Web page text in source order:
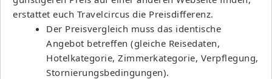
erstattet euch Travelcircus die Preisdifferenz.
Der Preisvergleich muss das identische
Angebot betreffen (gleiche Reisedaten,
Hotelkategorie, Zimmerkategorie, Verpflegung,
Stornierungsbedingungen).